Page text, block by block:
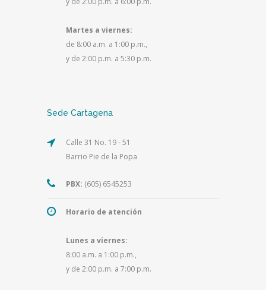
Martes a viernes:
de 8:00 a.m. a 1:00 p.m.,
y de 2:00 p.m. a 5:30 p.m.
Sede Cartagena
Calle 31 No. 19 - 51
Barrio Pie de la Popa
PBX: (605) 6545253
Horario de atención
Lunes a viernes:
8:00 a.m. a 1:00 p.m.,
y de 2:00 p.m. a 7:00 p.m.